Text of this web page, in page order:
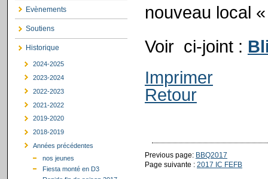
Evènements
Soutiens
Historique
2024-2025
2023-2024
2022-2023
2021-2022
2019-2020
2018-2019
Années précédentes
nos jeunes
Fiesta monté en D3
nouveau local
Voir ci-joint :
Imprimer
Retour
Previous page: BBQ2017
Page suivante : 2017 IC FEFB